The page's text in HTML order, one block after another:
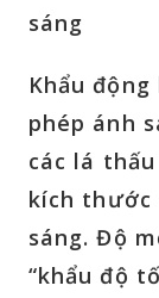
sáng
Khẩu
phép ánh
các lá
kích thước
sáng. Độ
“khẩu độ